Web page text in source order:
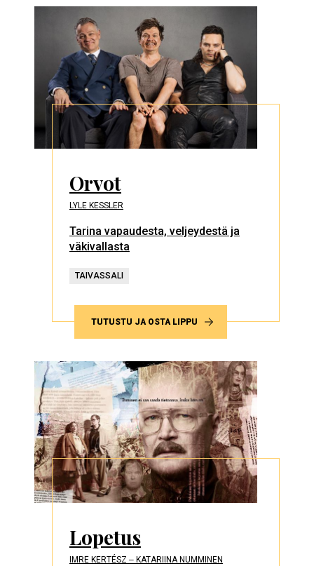
Orvot
LYLE KESSLER
Tarina vapaudesta, veljeydestä ja
väkivallasta
TAIVASSALI
TUTUSTU JA OSTA LIPPU
Lopetus
IMRE KERTÉSZ ‒ KATARIINA NUMMINEN